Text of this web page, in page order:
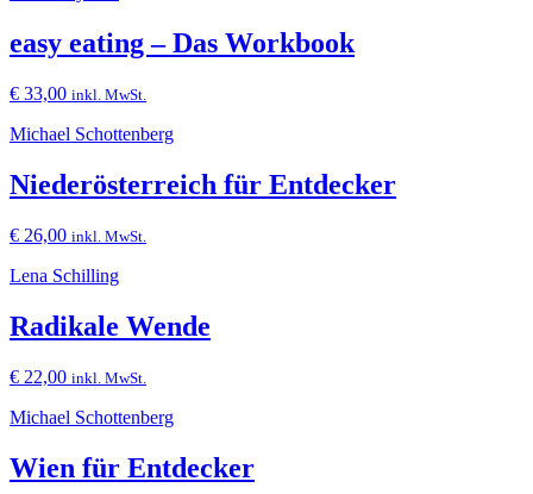
easy eating – Das Workbook
€ 33,00 inkl. MwSt.
Michael Schottenberg
Niederösterreich für Entdecker
€ 26,00 inkl. MwSt.
Lena Schilling
Radikale Wende
€ 22,00 inkl. MwSt.
Michael Schottenberg
Wien für Entdecker